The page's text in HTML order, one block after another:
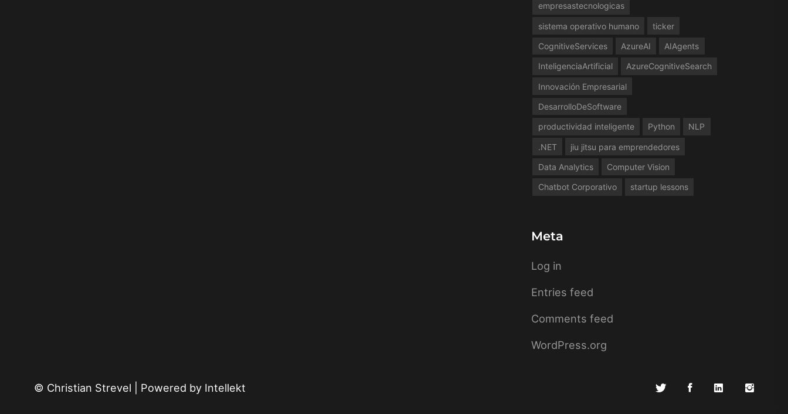
empresastecnologicas
sistema operativo humano ticker
CognitiveServices AzureAI AIAgents
InteligenciaArtificial AzureCognitiveSearch
Innovación Empresarial
DesarrolloDeSoftware
productividad inteligente Python NLP
.NET jiu jitsu para emprendedores
Data Analytics Computer Vision
Chatbot Corporativo startup lessons
Meta
Log in
Entries feed
Comments feed
WordPress.org
© Christian Strevel | Powered by Intellekt